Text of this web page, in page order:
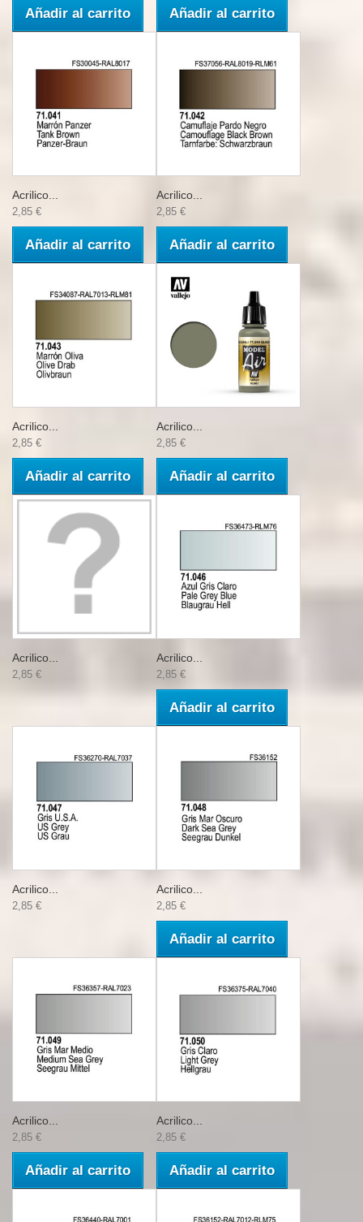
Añadir al carrito Añadir al carrito
Acrilico...
2,85 €
Añadir al carrito
Acrilico...
2,85 €
Añadir al carrito
Acrilico...
2,85 €
Añadir al carrito
Acrilico...
2,85 €
Añadir al carrito
Acrilico...
2,85 €
Acrilico...
2,85 €
Añadir al carrito
Acrilico...
2,85 €
Acrilico...
2,85 €
Añadir al carrito
Acrilico...
2,85 €
Añadir al carrito
Acrilico...
2,85 €
Añadir al carrito